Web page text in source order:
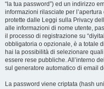
“la tua password”) ed un indirizzo
informazioni rilasciate per l’apertura
protette dalle Leggi sulla Privacy
alle informazioni di nome utente,
il processo di registrazione su
obbligatoria o opzionale, è a totale
hai la possibilità di selezionare
essere rese pubbliche. All’interno
sul generatore automatico di email
La password viene criptata (hash